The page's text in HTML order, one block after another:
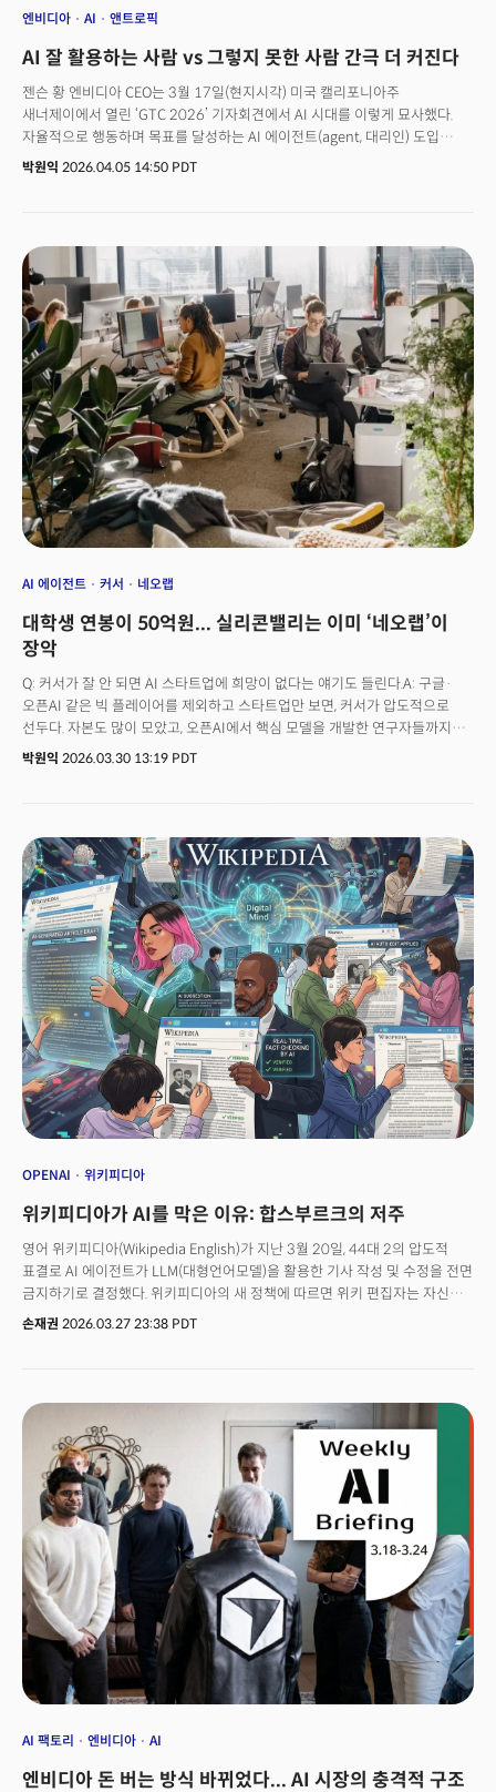
새로운 규칙을 쓰고 있습니다.
엔비디아 AI 앤트로픽
AI 잘 활용하는 사람 vs 그렇지 못한 사람 간극 더 커진다
젠슨 황 엔비디아 CEO는 3월 17일(현지시각) 미국 캘리포니아주
새너제이에서 열린 ‘GTC 2026’ 기자회견에서 AI 시대를 이렇게 묘사했다.
자율적으로 행동하며 목표를 달성하는 AI 에이전트(agent, 대리인) 도입
확대가 비약적인 생산성 급증을 가져오고, 결국 우리를 더 바쁘게 만들 것이란
“10년 후 엔비디아는 직원 7만5000명이 750만 개의 AI 에이전트와 함께
일하게 될 것”이라는 전망을 내놓기도 했다. 직원 1명당 AI 에이전트 100개가
붙을 정도로 이 추세의 가속을 예측한 셈이다. 👉"AI의 99%는 새로운
수요"… 젠슨 황, GTC에서 AI 버블 논쟁 끝내다
박원익 2026.04.05 14:50 PDT
AI 에이전트 커서 네오랩
대학생 연봉이 50억원... 실리콘밸리는 이미 ‘네오랩’이
장악
Q: 커서가 잘 안 되면 AI 스타트업에 희망이 없다는 얘기도 들린다.A: 구글·
오픈AI 같은 빅 플레이어를 제외하고 스타트업만 보면, 커서가 압도적으로
선두다. 자본도 많이 모았고, 오픈AI에서 핵심 모델을 개발한 연구자들까지
데려왔다. 이 상태에서도 안 되면, 이제는 자본과 스케일로만 이길 수 있는
미라 무라티의 회사, 플래핑 에어플레인즈(Flapping Airplanes) 같은
곳들인데, 공통점은 10명 정도의 소수 정예 팀이면서 창업과 동시에 유니콘을
넘어서는 밸류에이션을 받는다는 것이다. 거대한 팀도, 제품도, 사업도 없는
상태에서 소수의 인재만 믿고 수천억 투자를 받는다. 2015년에 아무것도
없는 상태에서 시작해 성공한 오픈AI 모델을 반복할 수 있지 않을까 하는
기대다.문제는 이런 네오 랩이 많아지면서 양극화가 심해진다는 것이다.
소수에게 엄청난 보상과 자본이 몰리고, 대다수는 직장조차 구하기 힘들다.
사람들이 만나면 적극적으로 이 문제를 이야기하지만, 대안은 아무도 모른다.
결국 “그 소수에 끼어야 한다”는 위기의식을 갖고, 워라밸은 아예 생각도 하지
않고, 인생을 완전히 투자하는 대신 큰 보상을 받는 트렌드로 가고 있다.👉
36세, 17조원, 그리고 AI 민주화: 미라 무라티의 새로운 혁명
박원익 2026.03.30 13:19 PDT
OPENAI 위키피디아
위키피디아가 AI를 막은 이유: 합스부르크의 저주
영어 위키피디아(Wikipedia English)가 지난 3월 20일, 44대 2의 압도적
표결로 AI 에이전트가 LLM(대형언어모델)을 활용한 기사 작성 및 수정을 전면
금지하기로 결정했다. 위키피디아의 새 정책에 따르면 위키 편집자는 자신이
작성한 글에 대해 LLM을 통해 기본적인 교열 제안을 받고, 인간의 검토를 거쳐
간단한 교열(copy edit) 목적으로는 사용할 수 있다.이 금지령은 단순한
콘텐츠 품질 관리 조치가 아니다. 인류가 수십 년간 쌓아온 디지털 지식
인프라가 AI에 의해 오염되는 것을 막으려는방어선이다. 무슨 의미일까?
손재권 2026.03.27 23:38 PDT
AI 팩토리 엔비디아 AI
엔비디아 돈 버는 방식 바뀌었다... AI 시장의 충격적 구조